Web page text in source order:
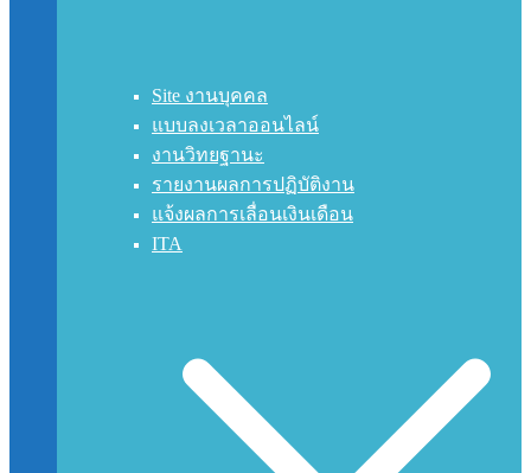
Site งานบุคคล
แบบลงเวลาออนไลน์
งานวิทยฐานะ
รายงานผลการปฏิบัติงาน
แจ้งผลการเลื่อนเงินเดือน
ITA